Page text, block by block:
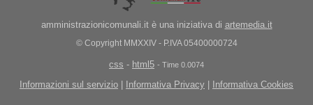
amministrazionicomunali.it è una iniziativa di artemedia.it
© Copyright MMXXIV - P.IVA 05400000724
css - html5 - Time 0.0074
Informazioni sul servizio Informativa Privacy Informativa Cookies